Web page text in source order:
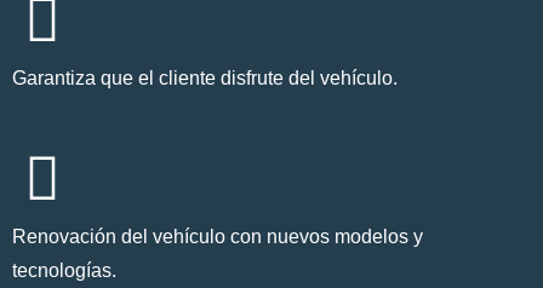
Garantiza que el cliente disfrute del vehículo.
Renovación del vehículo con nuevos modelos y
tecnologías.